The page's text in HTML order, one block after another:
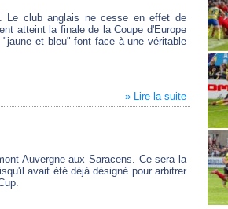
Le club anglais ne cesse en effet de
atteint la finale de la Coupe d'Europe
et bleu" font face à une véritable
» Lire la suite
Auvergne aux Saracens. Ce sera la
avait été déjà désigné pour arbitrer